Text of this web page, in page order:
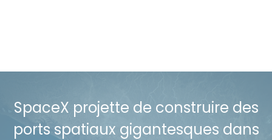
SpaceX projette de construire des
ports spatiaux gigantesques dans